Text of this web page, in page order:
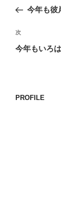
ナ
ビ
ゲ
ン
の
稿
今年も彼
次
の
次
今年もいろ
PROFILE